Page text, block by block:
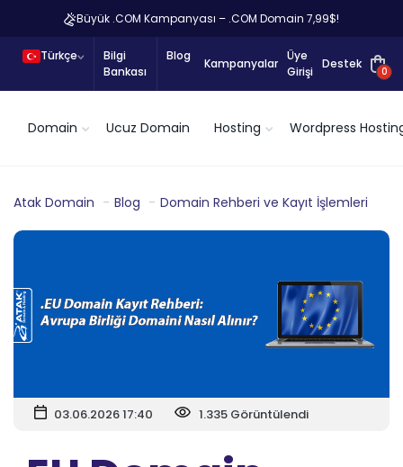
Büyük .COM Kampanyası – .COM Domain 7,99$!
Türkçe
Bilgi
Bankası
Blog
Kampanyalar
Üye
Girişi
Destek
0
Domain Ucuz Domain Hosting Wordpress
Atak Domain Blog Domain Rehberi ve Kayıt İşlemleri
03.06.2026 17:40 1.335 Görüntülendi